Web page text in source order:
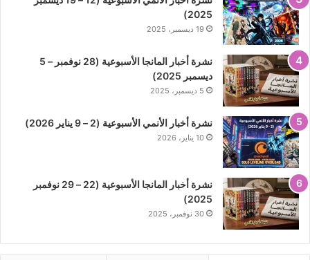
2025)
19 ديسمبر، 2025
نشرة أخبار المانجا الأسبوعية (28 نوفمبر – 5
ديسمبر 2025)
5 ديسمبر، 2025
نشرة أخبار الأنمي الأسبوعية (2 – 9 يناير 2026)
10 يناير، 2026
نشرة أخبار المانجا الأسبوعية (22 – 29 نوفمبر
2025)
30 نوفمبر، 2025